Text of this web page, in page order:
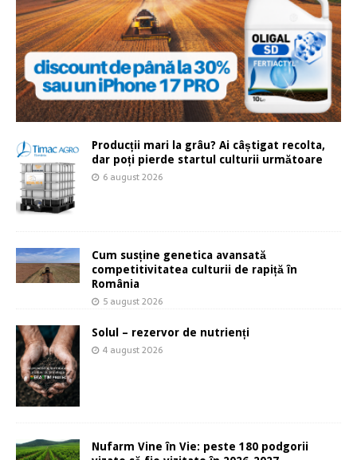
Producții mari la grâu? Ai câștigat recolta,
dar poți pierde startul culturii următoare
6 august 2026
Cum susține genetica avansată
competitivitatea culturii de rapiță în
România
5 august 2026
Solul – rezervor de nutrienți
4 august 2026
Nufarm Vine în Vie: peste 180 podgorii